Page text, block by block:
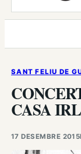
SANT FELIU DE
CASA
17 DESEMBRE 2015